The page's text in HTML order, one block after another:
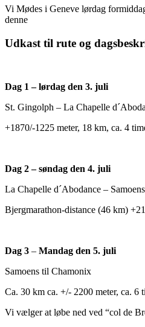
Vi Mødes i Geneve lørdag
denne
Udkast til rute og
Dag 1 – lørdag den 3. juli
St. Gingolph – La Chapelle
+1870/-1225 meter, 18 km, ca. 4
Dag 2 – søndag den 4. juli
La Chapelle d´Abodance –
Bjergmarathon-distance (46 km)
Dag 3 – Mandag den 5. juli
Samoens til Chamonix
Ca. 30 km ca. +/- 2200 meter, ca. 6
Vi vælger at løbe ned ved “col de